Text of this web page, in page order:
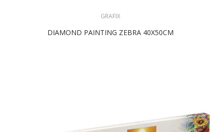
GRAFIX
DIAMOND PAINTING ZEBRA 40X50CM